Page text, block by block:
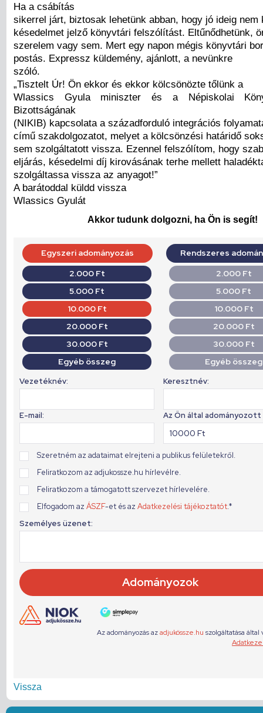
Ha a csábítás
sikerrel járt, biztosak lehetünk abban, hogy jó ideig nem
késedelmet jelző könyvtári felszólítást. Eltűnődhetünk,
szerelem vagy sem. Mert egy napon mégis könyvtári
postás. Expressz küldemény, ajánlott, a nevünkre
szóló.
„Tisztelt Úr! Ön ekkor és ekkor kölcsönözte tőlünk a
Wlassics Gyula miniszter és a Népiskolai
Bizottságának
(NIKIB) kapcsolata a századforduló integrációs
című szakdolgozatot, melyet a kölcsönzési határidő
sem szolgáltatott vissza. Ezennel felszólítom, hogy
eljárás, késedelmi díj kirovásának terhe mellett
szolgáltassa vissza az anyagot!”
A barátoddal küldd vissza
Wlassics Gyulát
Akkor tudunk dolgozni, ha Ön is segít!
Vissza